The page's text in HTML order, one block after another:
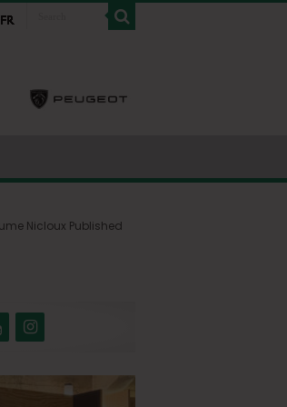
Nicloux Published